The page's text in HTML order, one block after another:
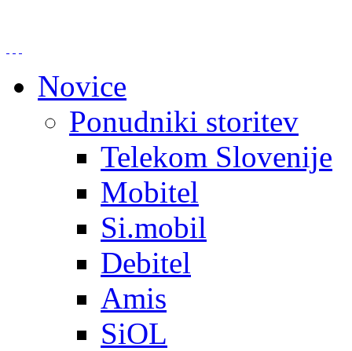
Novice
Ponudniki storitev
Telekom Slovenije
Mobitel
Si.mobil
Debitel
Amis
SiOL